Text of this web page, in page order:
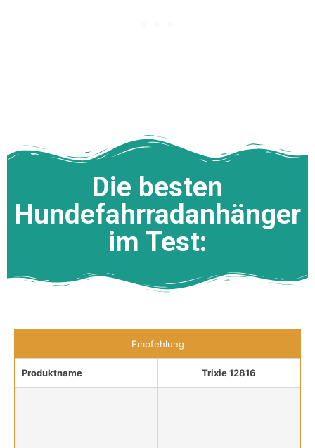
Die besten
Hundefahrradanhänger
im Test:
Empfehlung
Produktname Trixie 12816